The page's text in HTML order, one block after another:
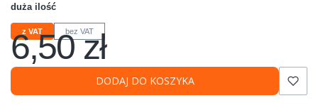
duża ilość
z VAT bez VAT
Cena
6,50 zł
DODAJ DO KOSZYKA